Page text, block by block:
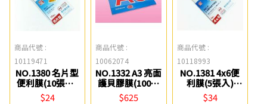
商品代號 :
10119471
NO.1380 名片型
便利膜(10張入)
MBS
$24
商品代號 :
10062074
NO.1332 A3 亮面
護貝膠膜(100張
入) MBS
$625
商品代號 :
10118993
NO.1381 4x6便
利膜(5張入)
MBS
$34